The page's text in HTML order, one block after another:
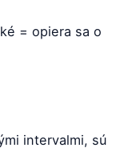
= opiera sa o
intervalmi, sú